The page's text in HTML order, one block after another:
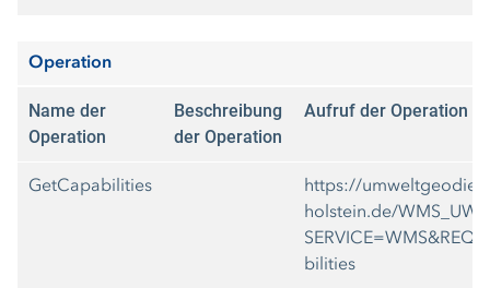
Operation
Name der
Operation
Beschreibung
der Operation
Aufruf der Operation
GetCapabilities
https://
holstein.de/
bilities